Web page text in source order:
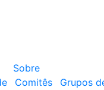
Sobre
Comitês Grupos